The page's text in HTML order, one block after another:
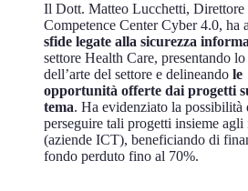
Il Dott. Matteo Lucchetti, Direttore
Competence Center Cyber 4.0, ha
sfide legate alla sicurezza
settore Health Care, presentando lo
dell’arte del settore e delineando le
opportunità offerte dai progetti
tema. Ha evidenziato la possibilità
perseguire tali progetti insieme agli
(aziende ICT), beneficiando di
fondo perduto fino al 70%.